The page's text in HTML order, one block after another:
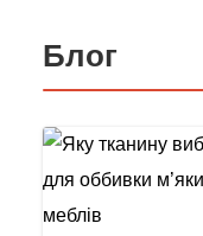
Блог